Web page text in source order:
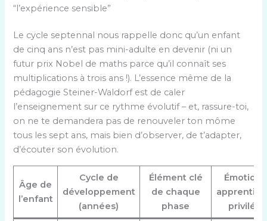
“l’expérience sensible”
Le cycle septennal nous rappelle donc qu’un enfant
de cinq ans n’est pas mini-adulte en devenir (ni un
futur prix Nobel de maths parce qu’il connaît ses
multiplications à trois ans !). L’essence même de la
pédagogie Steiner-Waldorf est de caler
l’enseignement sur ce rythme évolutif – et, rassure-toi,
on ne te demandera pas de renouveler ton môme
tous les sept ans, mais bien d’observer, de t’adapter,
d’écouter son évolution.
Âge de
l’enfant
Cycle de
développement
(années)
Élément clé
de chaque
phase